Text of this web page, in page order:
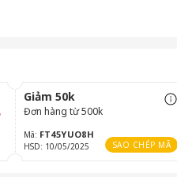
Giảm 50k
Đơn hàng từ 500k
Mã: FT45YUO8H
HSD: 10/05/2025 SAO CHÉP MÃ